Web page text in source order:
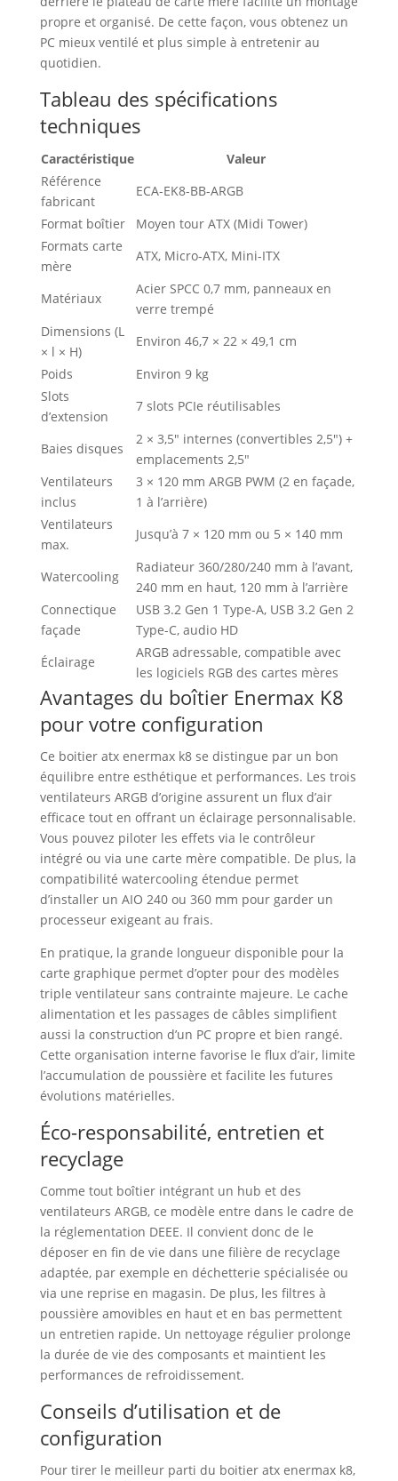
propre et organisé. De cette façon, vous obtenez un
PC mieux ventilé et plus simple à entretenir au
quotidien.
Tableau des spécifications
techniques
Caractéristique
Valeur
Référence
fabricant
ECA-EK8-BB-ARGB
Format boîtier
Moyen tour ATX (Midi Tower)
Formats carte
mère
ATX, Micro-ATX, Mini-ITX
Matériaux
Acier SPCC 0,7 mm, panneaux en
verre trempé
Dimensions (L
× l × H)
Environ 46,7 × 22 × 49,1 cm
Poids
Environ 9 kg
Slots
d’extension
7 slots PCIe réutilisables
Baies disques
2 × 3,5″ internes (convertibles 2,5″) +
emplacements 2,5″
Ventilateurs
inclus
3 × 120 mm ARGB PWM (2 en façade,
1 à l’arrière)
Ventilateurs
max.
Jusqu’à 7 × 120 mm ou 5 × 140 mm
Watercooling
Radiateur 360/280/240 mm à l’avant,
240 mm en haut, 120 mm à l’arrière
Connectique
façade
USB 3.2 Gen 1 Type-A, USB 3.2 Gen 2
Type-C, audio HD
Éclairage
ARGB adressable, compatible avec
les logiciels RGB des cartes mères
Avantages du boîtier Enermax K8
pour votre configuration
Ce boitier atx enermax k8 se distingue par un bon
équilibre entre esthétique et performances. Les trois
ventilateurs ARGB d’origine assurent un flux d’air
efficace tout en offrant un éclairage personnalisable.
Vous pouvez piloter les effets via le contrôleur
intégré ou via une carte mère compatible. De plus, la
compatibilité watercooling étendue permet
d’installer un AIO 240 ou 360 mm pour garder un
processeur exigeant au frais.
En pratique, la grande longueur disponible pour la
carte graphique permet d’opter pour des modèles
triple ventilateur sans contrainte majeure. Le cache
alimentation et les passages de câbles simplifient
aussi la construction d’un PC propre et bien rangé.
Cette organisation interne favorise le flux d’air, limite
l’accumulation de poussière et facilite les futures
évolutions matérielles.
Éco-responsabilité, entretien et
recyclage
Comme tout boîtier intégrant un hub et des
ventilateurs ARGB, ce modèle entre dans le cadre de
la réglementation DEEE. Il convient donc de le
déposer en fin de vie dans une filière de recyclage
adaptée, par exemple en déchetterie spécialisée ou
via une reprise en magasin. De plus, les filtres à
poussière amovibles en haut et en bas permettent
un entretien rapide. Un nettoyage régulier prolonge
la durée de vie des composants et maintient les
performances de refroidissement.
Conseils d’utilisation et de
configuration
Pour tirer le meilleur parti du boitier atx enermax k8,